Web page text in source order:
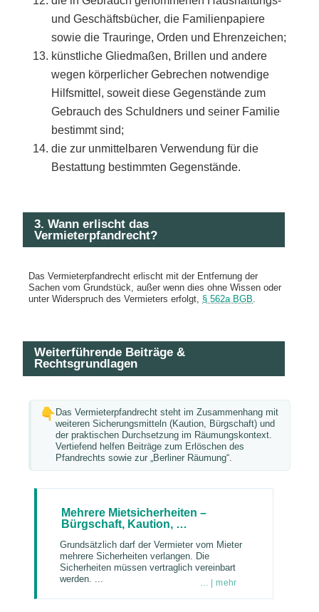
und Geschäftsbücher, die Familienpapiere
sowie die Trauringe, Orden und Ehrenzeichen;
künstliche Gliedmaßen, Brillen und andere
wegen körperlicher Gebrechen notwendige
Hilfsmittel, soweit diese Gegenstände zum
Gebrauch des Schuldners und seiner Familie
bestimmt sind;
die zur unmittelbaren Verwendung für die
Bestattung bestimmten Gegenstände.
3. Wann erlischt das
Vermieterpfandrecht?
Das Vermieterpfandrecht erlischt mit der Entfernung der
Sachen vom Grundstück, außer wenn dies ohne Wissen oder
unter Widerspruch des Vermieters erfolgt, § 562a BGB.
Weiterführende Beiträge &
Rechtsgrundlagen
Das Vermieterpfandrecht steht im Zusammenhang mit
weiteren Sicherungsmitteln (Kaution, Bürgschaft) und
der praktischen Durchsetzung im Räumungskontext.
Vertiefend helfen Beiträge zum Erlöschen des
Pfandrechts sowie zur „Berliner Räumung“.
Mehrere Mietsicherheiten –
Bürgschaft, Kaution, …
Grundsätzlich darf der Vermieter vom Mieter
mehrere Sicherheiten verlangen. Die
Sicherheiten müssen vertraglich vereinbart
werden. ...
… | mehr